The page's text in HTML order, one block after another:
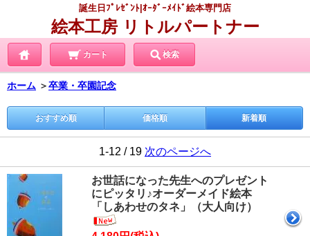
誕生日ﾌﾟﾚｾﾞﾝﾄ|ｵｰﾀﾞｰﾒｲﾄﾞ絵本専門店
絵本工房 リトルパートナー
カート 検索
ホーム ＞卒業・卒園記念
おすすめ順 価格順 新着順
1-12 / 19 次のページへ
お世話になった先生へのプレゼント
にピッタリ♪オーダーメイド絵本
「しあわせのタネ」（大人向け）